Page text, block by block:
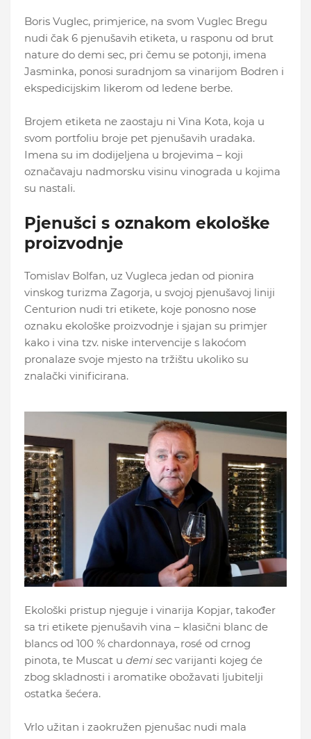
Boris Vuglec, primjerice, na svom Vuglec Bregu
nudi čak 6 pjenušavih etiketa, u rasponu od brut
nature do demi sec, pri čemu se potonji, imena
Jasminka, ponosi suradnjom sa vinarijom Bodren i
ekspedicijskim likerom od ledene berbe.
Brojem etiketa ne zaostaju ni Vina Kota, koja u
svom portfoliu broje pet pjenušavih uradaka.
Imena su im dodijeljena u brojevima – koji
označavaju nadmorsku visinu vinograda u kojima
su nastali.
Pjenušci s oznakom ekološke
proizvodnje
Tomislav Bolfan, uz Vugleca jedan od pionira
vinskog turizma Zagorja, u svojoj pjenušavoj liniji
Centurion nudi tri etikete, koje ponosno nose
oznaku ekološke proizvodnje i sjajan su primjer
kako i vina tzv. niske intervencije s lakoćom
pronalaze svoje mjesto na tržištu ukoliko su
znalački vinificirana.
Ekološki pristup njeguje i vinarija Kopjar, također
sa tri etikete pjenušavih vina – klasični blanc de
blancs od 100 % chardonnaya, rosé od crnog
pinota, te Muscat u demi sec varijanti kojeg će
zbog skladnosti i aromatike obožavati ljubitelji
ostatka šećera.
Vrlo užitan i zaokružen pjenušac nudi mala